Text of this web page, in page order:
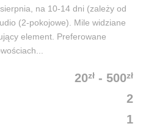
na 10-14 dni (zależy od
(2-pokojowe). Mile widziane
element. Preferowane
20zł - 500zł
2
1